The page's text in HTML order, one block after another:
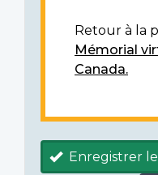
Retour à la
Mémorial
Canada.
Enregistrer